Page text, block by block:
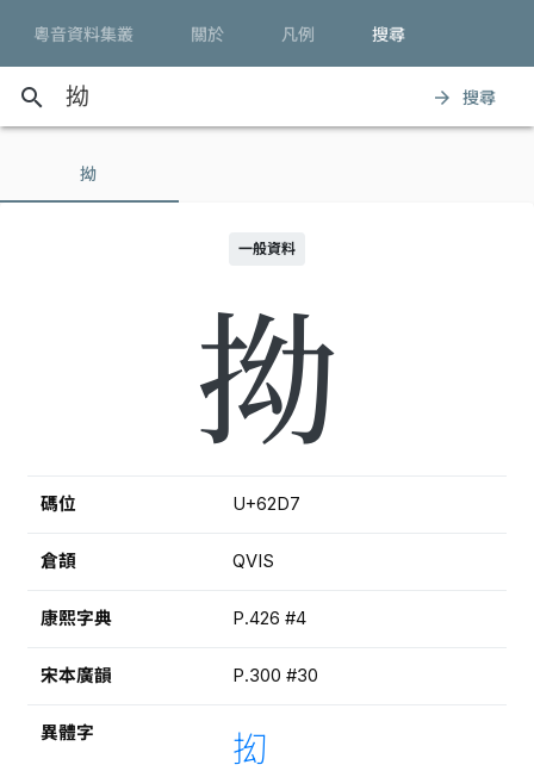
粵音資料集叢 關於 凡例 搜尋
search arrow_forward 搜尋
拗
一般資料
拗
碼位 U+62D7
倉頡 QVIS
康熙字典 P.426 #4
宋本廣韻 P.300 #30
異體字 抝